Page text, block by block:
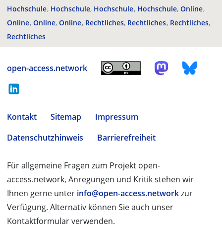
Hochschule Hochschule Hochschule Hochschule Online
Online Online Online Rechtliches Rechtliches Rechtliches
Rechtliches
open-access.network
Kontakt Sitemap
Impressum
Datenschutzhinweis
Barrierefreiheit
Für allgemeine Fragen zum Projekt open-
access.network, Anregungen und Kritik stehen wir
Ihnen gerne unter info@open-access.networkzur
Verfügung. Alternativ können Sie auch unser
Kontaktformular verwenden.